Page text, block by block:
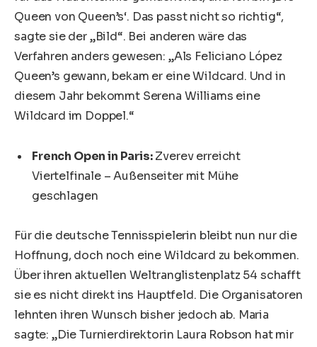
Queen von Queen’s‘. Das passt nicht so richtig“,
sagte sie der „Bild“. Bei anderen wäre das
Verfahren anders gewesen: „Als Feliciano López
Queen’s gewann, bekam er eine Wildcard. Und in
diesem Jahr bekommt Serena Williams eine
Wildcard im Doppel.“
French Open in Paris:Zverev erreicht
Viertelfinale – Außenseiter mit Mühe
geschlagen
Für die deutsche Tennisspielerin bleibt nun nur die
Hoffnung, doch noch eine Wildcard zu bekommen.
Über ihren aktuellen Weltranglistenplatz 54 schafft
sie es nicht direkt ins Hauptfeld. Die Organisatoren
lehnten ihren Wunsch bisher jedoch ab. Maria
sagte: „Die Turnierdirektorin Laura Robson hat mir